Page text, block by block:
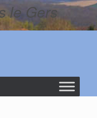
le Gers